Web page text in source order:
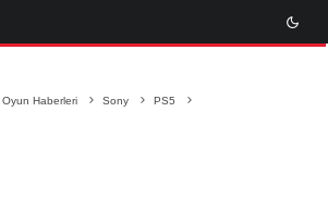
Oyun Haberleri Sony
PS5